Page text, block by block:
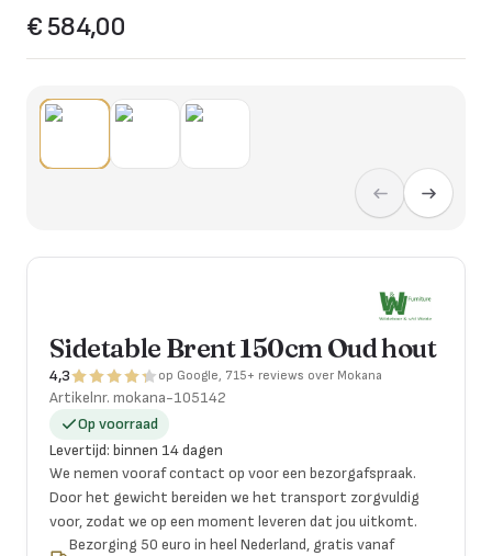
€ 584,00
Sidetable Brent 150cm Oud hout
4,3 op Google, 715+ reviews over Mokana
Artikelnr. mokana-105142
Op voorraad
Levertijd: binnen 14 dagen
We nemen vooraf contact op voor een bezorgafspraak.
Door het gewicht bereiden we het transport zorgvuldig
voor, zodat we op een moment leveren dat jou uitkomt.
Bezorging 50 euro in heel Nederland, gratis vanaf